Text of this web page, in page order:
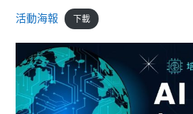
活動海報 下載